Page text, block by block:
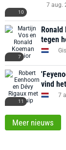
10
7 aug.
7
tegen
11
vind
7
Meer nieuws